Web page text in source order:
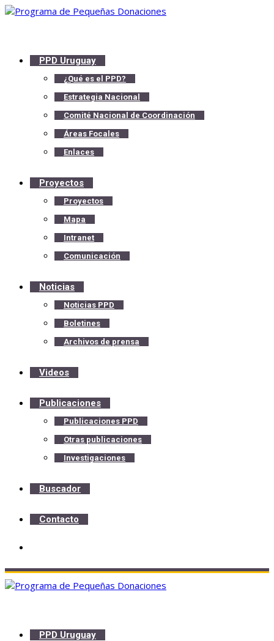
PPD Uruguay
¿Qué es el PPD?
Estrategia Nacional
Comité Nacional de Coordinación
Áreas Focales
Enlaces
Proyectos
Proyectos
Mapa
Intranet
Comunicación
Noticias
Noticias PPD
Boletines
Archivos de prensa
Videos
Publicaciones
Publicaciones PPD
Otras publicaciones
Investigaciones
Buscador
Contacto
PPD Uruguay